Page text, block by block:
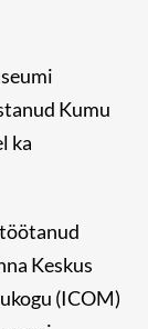
Kumu
ka
Keskus
(ICOM)